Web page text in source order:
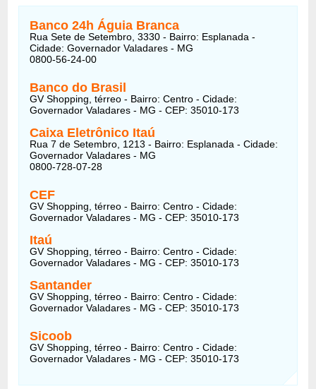
Banco 24h Águia Branca
Rua Sete de Setembro, 3330 - Bairro: Esplanada -
Cidade: Governador Valadares - MG
0800-56-24-00
Banco do Brasil
GV Shopping, térreo - Bairro: Centro - Cidade:
Governador Valadares - MG - CEP: 35010-173
Caixa Eletrônico Itaú
Rua 7 de Setembro, 1213 - Bairro: Esplanada - Cidade:
Governador Valadares - MG
0800-728-07-28
CEF
GV Shopping, térreo - Bairro: Centro - Cidade:
Governador Valadares - MG - CEP: 35010-173
Itaú
GV Shopping, térreo - Bairro: Centro - Cidade:
Governador Valadares - MG - CEP: 35010-173
Santander
GV Shopping, térreo - Bairro: Centro - Cidade:
Governador Valadares - MG - CEP: 35010-173
Sicoob
GV Shopping, térreo - Bairro: Centro - Cidade:
Governador Valadares - MG - CEP: 35010-173